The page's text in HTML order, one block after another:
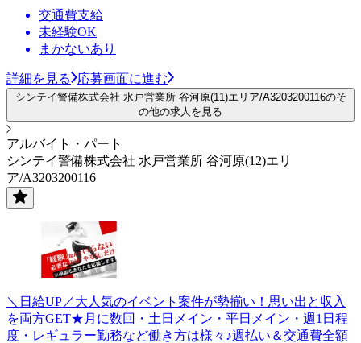
交通費支給
未経験OK
まかないあり
詳細を見る 応募画面に進む
シンテイ警備株式会社 水戸営業所 谷河原(11)エリア/A3203200116のそ
の他の求人を見る
アルバイト・パート
シンテイ警備株式会社 水戸営業所 谷河原(12)エリ
ア/A3203200116
＼日給UP／大人気のイベント案件が勢揃い！思い出と収入
を両方GET★月に数回・土日メイン・平日メイン・週1日程
度・レギュラー勤務など働き方は様々♪週払い＆交通費全額